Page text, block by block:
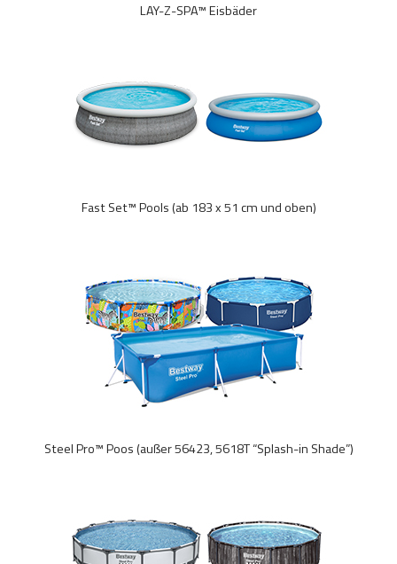
LAY-Z-SPA™ Eisbäder
Fast Set™ Pools (ab 183 x 51 cm und oben)
Steel Pro™ Poos (außer 56423, 5618T “Splash-in Shade”)